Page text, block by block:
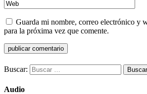
Guarda mi nombre, correo electrónico y
para la próxima vez que comente.
Buscar:
Audio